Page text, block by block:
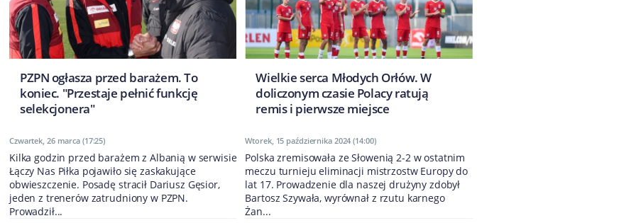
PZPN ogłasza przed barażem. To
koniec. "Przestaje pełnić funkcję
selekcjonera"
Czwartek, 26 marca (17:25)
Kilka godzin przed barażem z Albanią w serwisie
Łączy Nas Piłka pojawiło się zaskakujące
obwieszczenie. Posadę stracił Dariusz Gęsior,
jeden z trenerów zatrudniony w PZPN.
Prowadził...
Wielkie serca Młodych Orłów. W
doliczonym czasie Polacy ratują
remis i pierwsze miejsce
Wtorek, 15 października 2024 (14:00)
Polska zremisowała ze Słowenią 2-2 w ostatnim
meczu turnieju eliminacji mistrzostw Europy do
lat 17. Prowadzenie dla naszej drużyny zdobył
Bartosz Szywała, wyrównał z rzutu karnego
Żan...